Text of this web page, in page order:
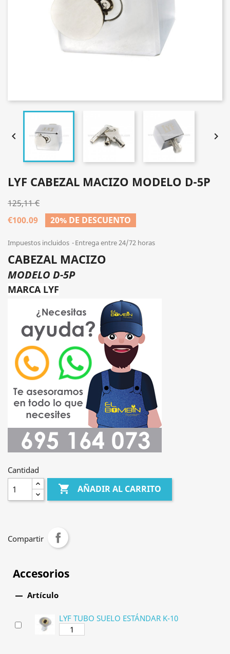
 
LYF CABEZAL MACIZO MODELO D-5P
125,11 €
€100.09
20% DE DESCUENTO
Impuestos incluidos Entrega entre 24/72 horas
CABEZAL MACIZO
MODELO D-5P
MARCA LYF
Cantidad
 AÑADIR AL CARRITO
Compartir
Accesorios
 Artículo
LYF TUBO SUELO ESTÁNDAR K-10